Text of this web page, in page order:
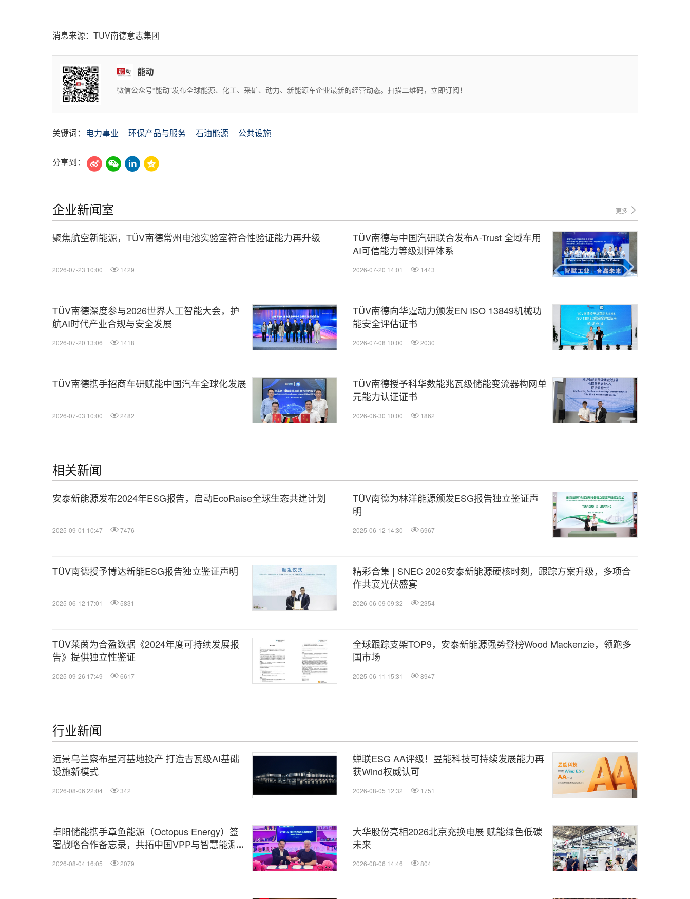
消息来源：TUV南德意志集团
能动
微信公众号“能动”发布全球能源、化工、采矿、动力、新能源车企业最新的经营动态。扫描二维码，立即订阅！
关键词： 电力事业 环保产品与服务 石油能源 公共设施
分享到：
企业新闻室 更多
聚焦航空新能源，TÜV南德常州电池实验室符合性验证能力再升级
2026-07-23 10:00 1429
TÜV南德与中国汽研联合发布A-Trust 全域车用
AI可信能力等级测评体系
2026-07-20 14:01 1443
TÜV南德深度参与2026世界人工智能大会，护
航AI时代产业合规与安全发展
2026-07-20 13:06 1418
TÜV南德向华霆动力颁发EN ISO 13849机械功
能安全评估证书
2026-07-08 10:00 2030
TÜV南德携手招商车研赋能中国汽车全球化发展
2026-07-03 10:00 2482
TÜV南德授予科华数能兆瓦级储能变流器构网单
元能力认证证书
2026-06-30 10:00 1862
相关新闻
安泰新能源发布2024年ESG报告，启动EcoRaise全球生态共建计划
2025-09-01 10:47 7476
TÜV南德为林洋能源颁发ESG报告独立鉴证声
明
2025-06-12 14:30 6967
TÜV南德授予博达新能ESG报告独立鉴证声明
2025-06-12 17:01 5831
精彩合集 | SNEC 2026安泰新能源硬核时刻，跟踪方案升级，多项合
作共襄光伏盛宴
2026-06-09 09:32 2354
TÜV莱茵为合盈数据《2024年度可持续发展报
告》提供独立性鉴证
2025-09-26 17:49 6617
全球跟踪支架TOP9，安泰新能源强势登榜Wood Mackenzie，领跑多
国市场
2025-06-11 15:31 8947
行业新闻
远景乌兰察布星河基地投产 打造吉瓦级AI基础
设施新模式
2026-08-06 22:04 342
蝉联ESG AA评级！昱能科技可持续发展能力再
获Wind权威认可
2026-08-05 12:32 1751
卓阳储能携手章鱼能源（Octopus Energy）签
署战略合作备忘录，共拓中国VPP与智慧能源新
2026-08-04 16:05 2079
大华股份亮相2026北京充换电展 赋能绿色低碳
未来
2026-08-06 14:46 804